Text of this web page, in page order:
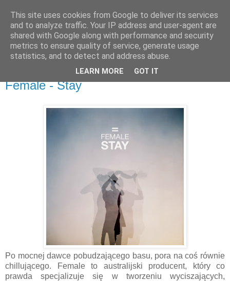
csgmblog
...music that's real...
sobota, 26 października 2013
Female - Stay
Po mocnej dawce pobudzającego basu, pora na coś równie
chillującego. Female to australijski producent, który co
prawda specjalizuje się w tworzeniu wyciszających,
This site uses cookies from Google to deliver its services
and to analyze traffic. Your IP address and user-agent are
shared with Google along with performance and security
metrics to ensure quality of service, generate usage
statistics, and to detect and address abuse.
LEARN MORE GOT IT